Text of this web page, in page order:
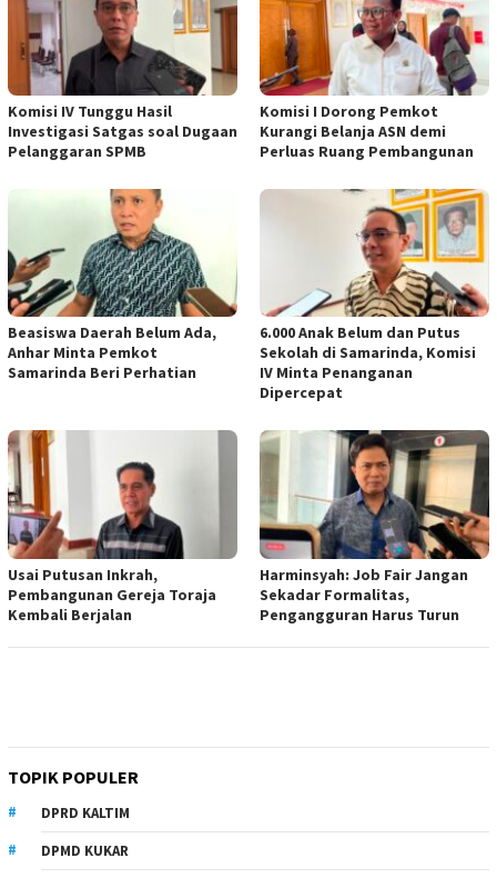
Komisi IV Tunggu Hasil
Investigasi Satgas soal Dugaan
Pelanggaran SPMB
Komisi I Dorong Pemkot
Kurangi Belanja ASN demi
Perluas Ruang Pembangunan
Beasiswa Daerah Belum Ada,
Anhar Minta Pemkot
Samarinda Beri Perhatian
6.000 Anak Belum dan Putus
Sekolah di Samarinda, Komisi
IV Minta Penanganan
Dipercepat
Usai Putusan Inkrah,
Pembangunan Gereja Toraja
Kembali Berjalan
Harminsyah: Job Fair Jangan
Sekadar Formalitas,
Pengangguran Harus Turun
TOPIK POPULER
DPRD KALTIM
DPMD KUKAR